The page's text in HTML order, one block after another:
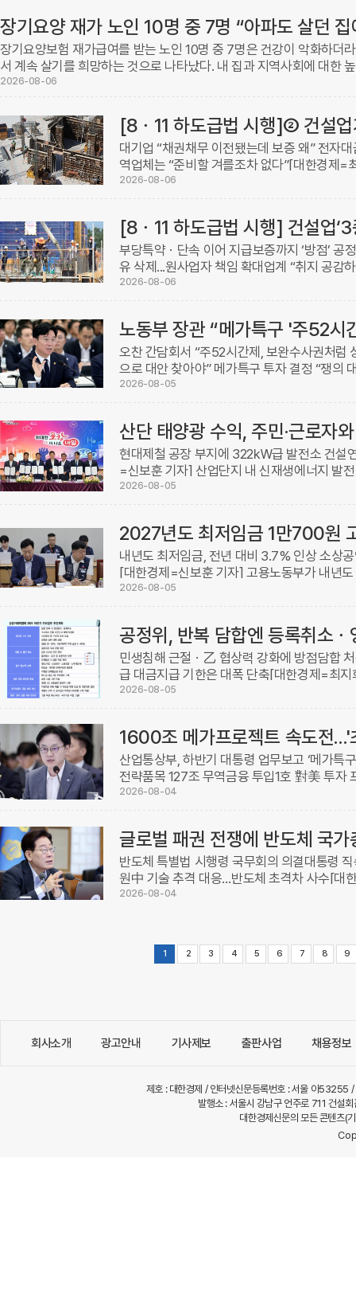
장기요양 재가 노인 10명 중 7명 “아파도 살던
장기요양보험 재가급여를 받는 노인 10명 중 7명은 건강이 악화하더
서 계속 살기를 희망하는 것으로 나타났다. 내 집과 지역사회에 대한
부는 6일 이 같은 내용의 ’2025년 장기요양실태조 ...
2026-08-06
대기업 “채권채무 이전됐는데 보증 왜” 전자
역업체는 “준비할 겨를조차 없다”[대한경제
는 건설업계의 시선은 곱지 않다. 수급사업자
2026-08-06
부당특약ㆍ단속 이어 지급보증까지 ‘방점’
유 삭제...원사업자 책임 확대업계 “취지 공감
기자] 오는 11일부터는 발주자ㆍ원사업자ㆍ
2026-08-06
노동부 장관 “메가특구 '주52시
오찬 간담회서 “주52시간제, 보완수사권처럼
으로 대안 찾아야” 메가특구 투자 결정 “쟁의
8월 발표 예정[대한경제=신보훈 기자]김영훈
2026-08-05
현대제철 공장 부지에 322㎾급 발전소 건설
=신보훈 기자] 산업단지 내 신재생에너지 발
누는 국내 첫 ‘산단형 이익공유 모델’이 경북
2026-08-05
2027년도 최저임금 1만700원
내년도 최저임금, 전년 대비 3.7% 인상 소상
[대한경제=신보훈 기자] 고용노동부가 내년
일 확정·고시했다. 이는 올해 최저임금인 1
2026-08-05
공정위, 반복 담합엔 등록취소
민생침해 근절ㆍ乙 협상력 강화에 방점담합
급 대금지급 기한은 대폭 단축[대한경제=최
합을 저지르는 사업자에 대해 등록취소ㆍ영
2026-08-05
1600조 메가프로젝트 속도전…'
산업통상부, 하반기 대통령 업무보고 ‘메가특
전략품목 127조 무역금융 투입1호 對美 투자
자]정부가 호남·충청·영남권에 총 1600조원을
2026-08-04
반도체 특별법 시행령 국무회의 의결대통령
원中 기술 추격 대응…반도체 초격차 사수[대
벌 반도체 기술패권 경쟁 속에서 국내 반도체
2026-08-04
1 2 3 4 5 6 7 8 9
회사소개 광고안내 기사제보 출판사업 채용정보
제호 : 대한경제 / 인터넷신문등록번호 : 서울 아53255
발행소 : 서울시 강남구 언주로 711 건
대한경제신문의 모든 콘텐츠(